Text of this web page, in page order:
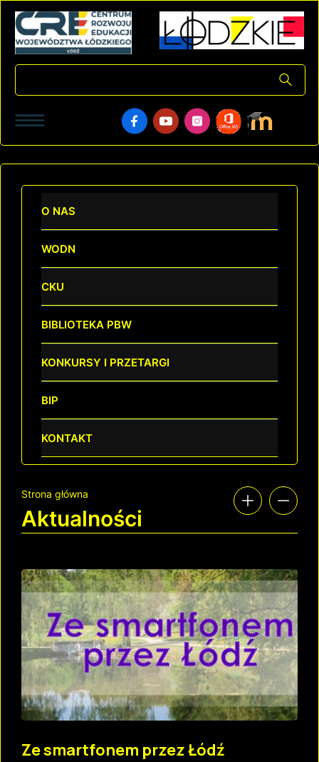
O NAS
WODN
CKU
BIBLIOTEKA PBW
KONKURSY I PRZETARGI
BIP
KONTAKT
Strona główna
Aktualności
Ze smartfonem przez Łódź